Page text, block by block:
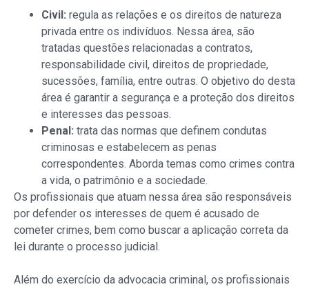
Civil: regula as relações e os direitos de natureza
privada entre os indivíduos. Nessa área, são
tratadas questões relacionadas a contratos,
responsabilidade civil, direitos de propriedade,
sucessões, família, entre outras. O objetivo do desta
área é garantir a segurança e a proteção dos direitos
e interesses das pessoas.
Penal: trata das normas que definem condutas
criminosas e estabelecem as penas
correspondentes. Aborda temas como crimes contra
a vida, o patrimônio e a sociedade.
Os profissionais que atuam nessa área são responsáveis
por defender os interesses de quem é acusado de
cometer crimes, bem como buscar a aplicação correta da
lei durante o processo judicial.
Além do exercício da advocacia criminal, os profissionais